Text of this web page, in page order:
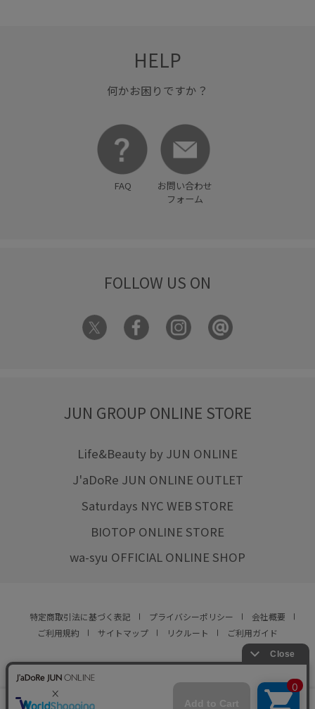
HELP
何かお困りですか？
FAQ
お問い合わせ
フォーム
FOLLOW US ON
JUN GROUP ONLINE STORE
Life&Beauty by JUN ONLINE
J'aDoRe JUN ONLINE OUTLET
Saturdays NYC WEB STORE
BIOTOP ONLINE STORE
wa-syu OFFICIAL ONLINE SHOP
特定商取引法に基づく表記 プライバシーポリシー
会社概要
ご利用規約
サイトマップ リクルート ご利用ガイド
© JUN CO.,LTD. ALL RIGHTS RESERVED.
店舗在庫